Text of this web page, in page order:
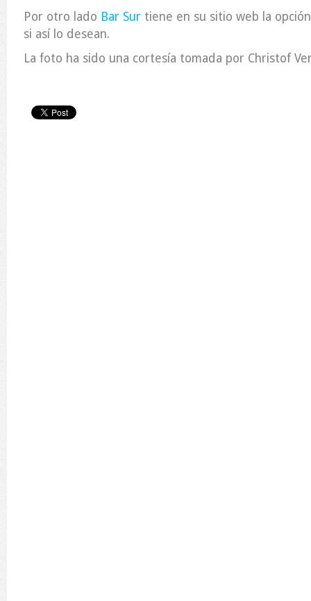
Por otro lado Bar Sur tiene en su sitio web la
si así lo desean.
La foto ha sido una cortesía tomada por Christof